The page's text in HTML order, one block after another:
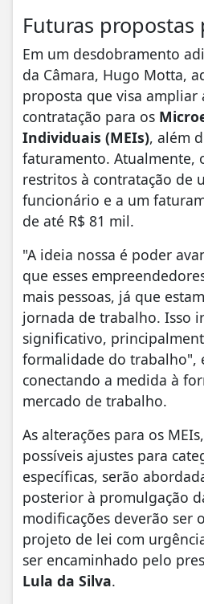
Futuras propostas
Em um desdobramento
da Câmara, Hugo Motta,
proposta que visa ampliar
contratação para os
Individuais (MEIs), além
faturamento. Atualmente,
restritos à contratação de
funcionário e a um
de até R$ 81 mil.
"A ideia nossa é poder
que esses
mais pessoas, já que
jornada de trabalho. Isso
significativo,
formalidade do trabalho",
conectando a medida à
mercado de trabalho.
As alterações para os
possíveis ajustes para
específicas, serão
posterior à promulgação
modificações deverão ser
projeto de lei com
ser encaminhado pelo
Lula da Silva.